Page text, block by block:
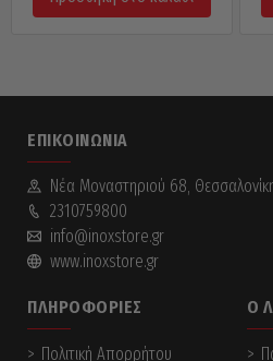
ΕΠΙΚΟΙΝΩΝΊΑ
Νέα Mοναστηριού 68,
2310759800
info@inoxstore.gr
www.inoxstore.gr
ΠΛΗΡΟΦΟΡΊΕΣ
Πολιτική Απορρήτου
Ο